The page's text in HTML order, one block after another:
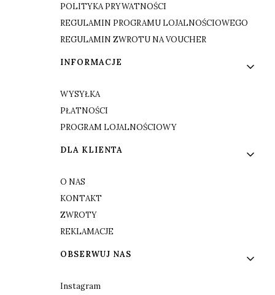
POLITYKA PRYWATNOŚCI
REGULAMIN PROGRAMU LOJALNOŚCIOWEGO
REGULAMIN ZWROTU NA VOUCHER
INFORMACJE
WYSYŁKA
PŁATNOŚCI
PROGRAM LOJALNOŚCIOWY
DLA KLIENTA
O NAS
KONTAKT
ZWROTY
REKLAMACJE
OBSERWUJ NAS
Instagram